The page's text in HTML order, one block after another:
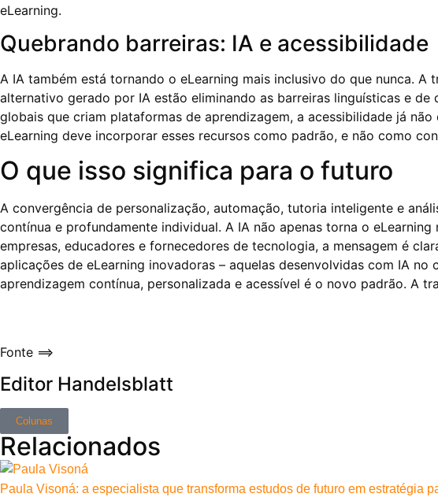
eLearning.
Quebrando barreiras: IA e acessibilidade
A IA também está tornando o eLearning mais inclusivo do que nunca.
alternativo gerado por IA estão eliminando as barreiras linguísticas e
globais que criam plataformas de aprendizagem, a acessibilidade já
eLearning deve incorporar esses recursos como padrão, e não como
O que isso significa para o futuro
A convergência de personalização, automação, tutoria inteligente e
contínua e profundamente individual. A IA não apenas torna o
empresas, educadores e fornecedores de tecnologia, a mensagem é
aplicações de eLearning inovadoras – aquelas desenvolvidas com IA
aprendizagem contínua, personalizada e acessível é o novo padrão. A
Fonte ==>
Editor Handelsblatt
Colunas
Relacionados
Paula Visoná: a especialista que transforma estudos de futuro em estratégia